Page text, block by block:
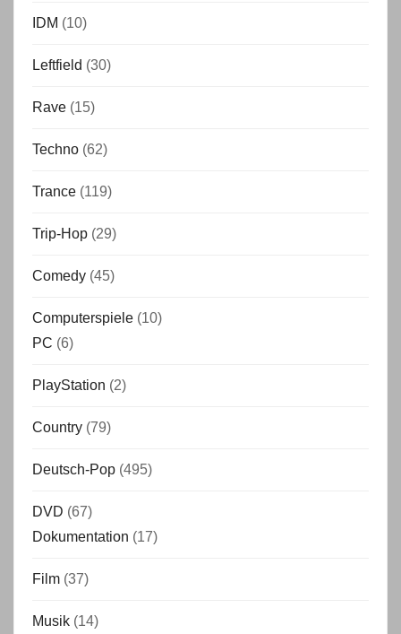
IDM (10)
Leftfield (30)
Rave (15)
Techno (62)
Trance (119)
Trip-Hop (29)
Comedy (45)
Computerspiele (10)
PC (6)
PlayStation (2)
Country (79)
Deutsch-Pop (495)
DVD (67)
Dokumentation (17)
Film (37)
Musik (14)